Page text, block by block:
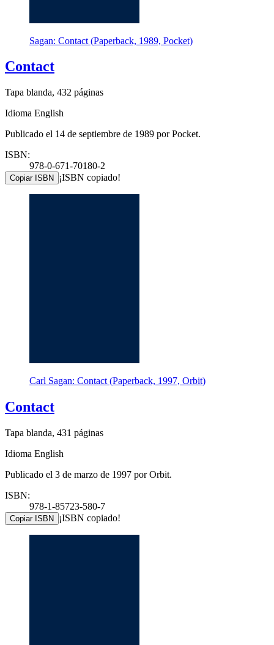
Sagan: Contact (Paperback, 1989, Pocket)
Contact
Tapa blanda, 432 páginas
Idioma English
Publicado el 14 de septiembre de 1989 por Pocket.
ISBN:
978-0-671-70180-2
Copiar ISBN ¡ISBN copiado!
Carl Sagan: Contact (Paperback, 1997, Orbit)
Contact
Tapa blanda, 431 páginas
Idioma English
Publicado el 3 de marzo de 1997 por Orbit.
ISBN:
978-1-85723-580-7
Copiar ISBN ¡ISBN copiado!